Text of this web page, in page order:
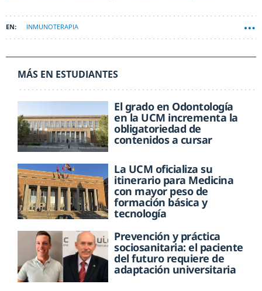
INMUNOTERAPIA
MÁS EN ESTUDIANTES
El grado en Odontología
en la UCM incrementa la
obligatoriedad de
contenidos a cursar
La UCM oficializa su
itinerario para Medicina
con mayor peso de
formación básica y
tecnología
Prevención y práctica
sociosanitaria: el paciente
del futuro requiere de
adaptación universitaria